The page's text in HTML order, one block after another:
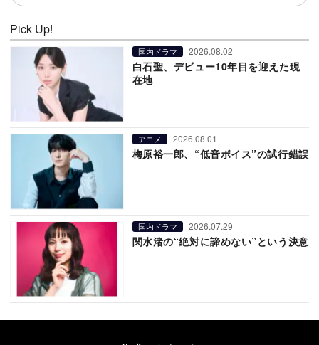
Pick Up!
国内ドラマ 2026.08.02
白石聖、デビュー10年目を迎えた現
在地
アニメ 2026.08.01
梅原裕一郎、“低音ボイス”の試行錯誤
国内ドラマ 2026.07.29
関水渚の“絶対に諦めない”という決意